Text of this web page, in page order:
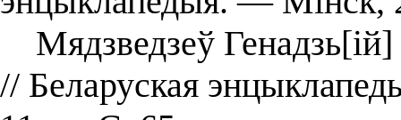
Мядзведзеў
// Беларуская